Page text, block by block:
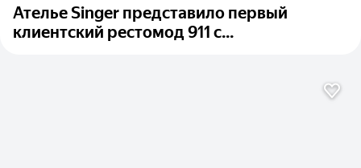
Ателье Singer представило первый
клиентский рестомод 911 с...